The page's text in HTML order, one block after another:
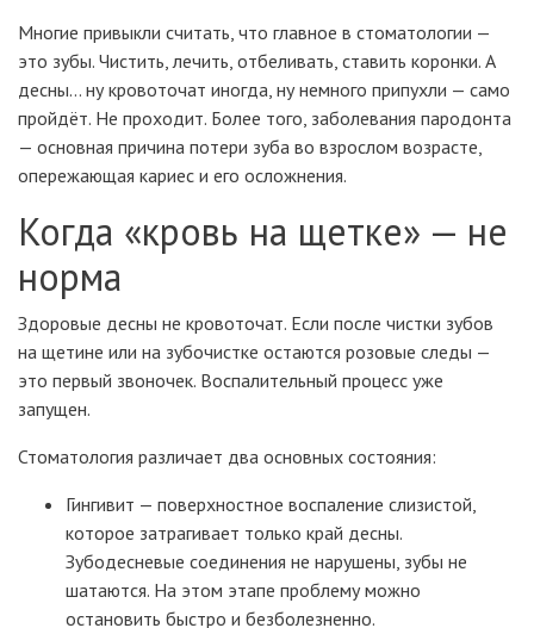
Многие привыкли считать, что главное в стоматологии —
это зубы. Чистить, лечить, отбеливать, ставить коронки. А
десны… ну кровоточат иногда, ну немного припухли — само
пройдёт. Не проходит. Более того, заболевания пародонта
— основная причина потери зуба во взрослом возрасте,
опережающая кариес и его осложнения.
Когда «кровь на щетке» — не
норма
Здоровые десны не кровоточат. Если после чистки зубов
на щетине или на зубочистке остаются розовые следы —
это первый звоночек. Воспалительный процесс уже
запущен.
Стоматология различает два основных состояния:
Гингивит — поверхностное воспаление слизистой,
которое затрагивает только край десны.
Зубодесневые соединения не нарушены, зубы не
шатаются. На этом этапе проблему можно
остановить быстро и безболезненно.